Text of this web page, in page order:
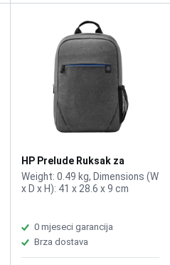
HP Prelude Ruksak za
notebook 15.6" 1E7D6UT
Weight: 0.49 kg, Dimensions (W
x D x H): 41 x 28.6 x 9 cm
0 mjeseci garancija
Brza dostava